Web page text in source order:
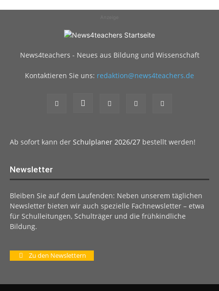
News4teachers - Neues aus Bildung und Wissenschaft
Kontaktieren Sie uns: redaktion@news4teachers.de
Ab sofort kann der Schulplaner 2026/27 bestellt werden!
Newsletter
Bleiben Sie auf dem Laufenden: Neben unserem täglichen
Newsletter bieten wir auch spezielle Fachnewsletter – etwa
für Schulleitungen, Schulträger und die frühkindliche
Bildung.
Zu den Newslettern